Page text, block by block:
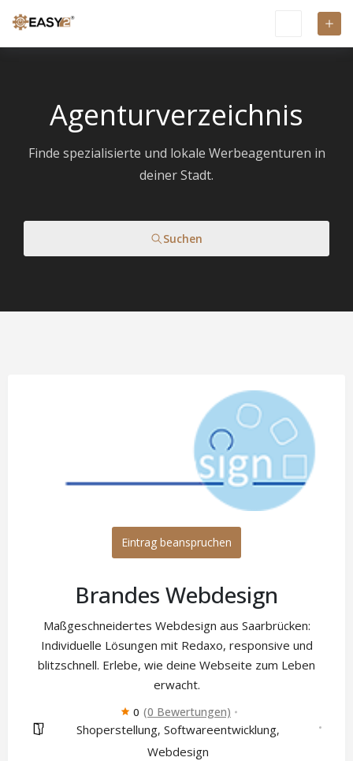
Agenturverzeichnis
Finde spezialisierte und lokale Werbeagenturen in
deiner Stadt.
Suchen
Eintrag beanspruchen
Brandes Webdesign
Maßgeschneidertes Webdesign aus Saarbrücken:
Individuelle Lösungen mit Redaxo, responsive und
blitzschnell. Erlebe, wie deine Webseite zum Leben
erwacht.
0 (0 Bewertungen)
Shoperstellung, Softwareentwicklung,
Webdesign